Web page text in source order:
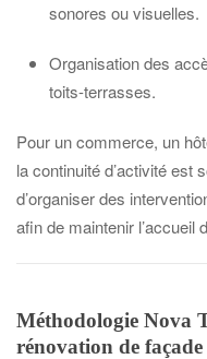
sonores ou visuelles.
Organisation des
toits-terrasses.
Pour un commerce, un
la continuité d’activité est
d’organiser des
afin de maintenir l’accueil
Méthodologie Nova
rénovation de